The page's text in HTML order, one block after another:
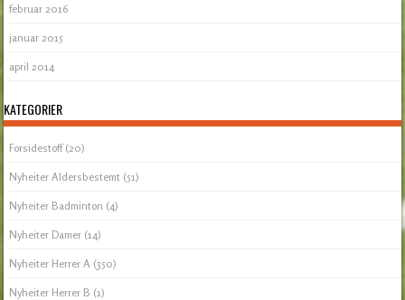
februar 2016
januar 2015
april 2014
KATEGORIER
Forsidestoff(20)
Nyheiter Aldersbestemt (51)
Nyheiter Badminton (4)
Nyheiter Damer (14)
Nyheiter Herrer A (350)
Nyheiter Herrer B (1)